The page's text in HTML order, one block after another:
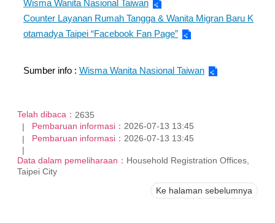
Wisma Wanita Nasional Taiwan
Counter Layanan Rumah Tangga & Wanita Migran Baru K
otamadya Taipei “Facebook Fan Page”
Sumber info : Wisma Wanita Nasional Taiwan
Telah dibaca： 2635
Pembaruan informasi： 2026-07-13 13:45
Pembaruan informasi： 2026-07-13 13:45
Data dalam pemeliharaan： Household Registration Offices,
Taipei City
Ke halaman sebelumnya